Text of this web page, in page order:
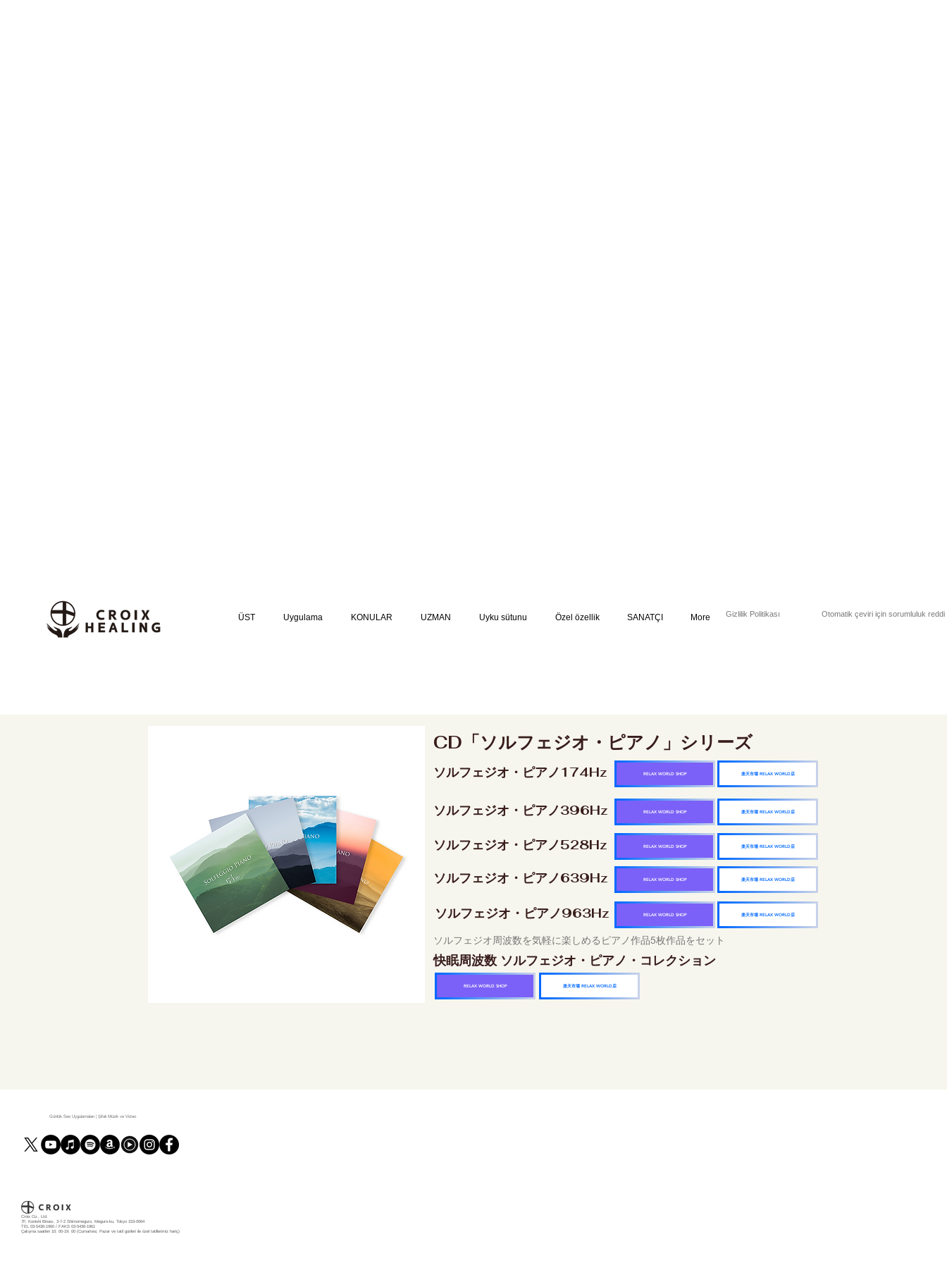
ÜST Uygulama KONULAR UZMAN Uyku sütunu Özel özellik SANATÇI More Gizlilik Politikası Otomatik çeviri için sorumluluk reddi
CD「ソルフェジオ・ピアノ」シリーズ
ソルフェジオ・ピアノ174Hz 楽天市場 RELAX WORLD店
RELAX WORLD SHOP
ソルフェジオ・ピアノ396Hz 楽天市場 RELAX WORLD店
RELAX WORLD SHOP
ソルフェジオ・ピアノ528Hz 楽天市場 RELAX WORLD店
RELAX WORLD SHOP
ソルフェジオ・ピアノ639Hz 楽天市場 RELAX WORLD店
RELAX WORLD SHOP
ソルフェジオ・ピアノ963Hz 楽天市場 RELAX WORLD店
RELAX WORLD SHOP
ソルフェジオ周波数を気軽に楽しめるピアノ作品5枚作品をセット
快眠周波数 ソルフェジオ・ピアノ・コレクション
RELAX WORLD SHOP 楽天市場 RELAX WORLD店
Günlük Ses Uygulamaları | Şifalı Müzik ve Video
Croix Co., Ltd.
7F, Konishi Binası, 3-7-2 Shimomeguro, Meguro-ku, Tokyo 153-0064
TEL 03-5436-1960 / FAKS 03-5436-1961
Çalışma saatleri 10: 00-19: 00 (Cumartesi, Pazar ve tatil günleri ile özel tatillerimiz hariç)